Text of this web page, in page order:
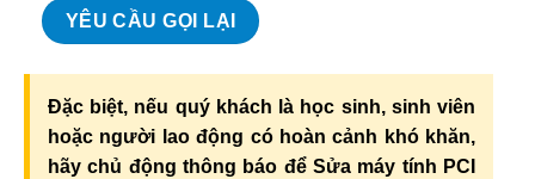
Đặc biệt, nếu quý khách là học sinh, sinh viên
hoặc người lao động có hoàn cảnh khó khăn,
hãy chủ động thông báo để Sửa máy tính PCI